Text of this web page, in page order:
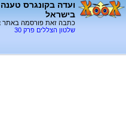
ועדה בקונגרס
בישראל
כתבה זאת פורסמה באתר ynet בתאריך 29-5-26 בשעה 23:17,
שלטון הצללים פרק 30